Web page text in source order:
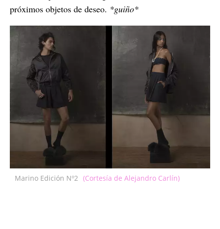
próximos objetos de deseo. *guiño*
Marino Edición Nº2 (Cortesía de Alejandro Carlín)